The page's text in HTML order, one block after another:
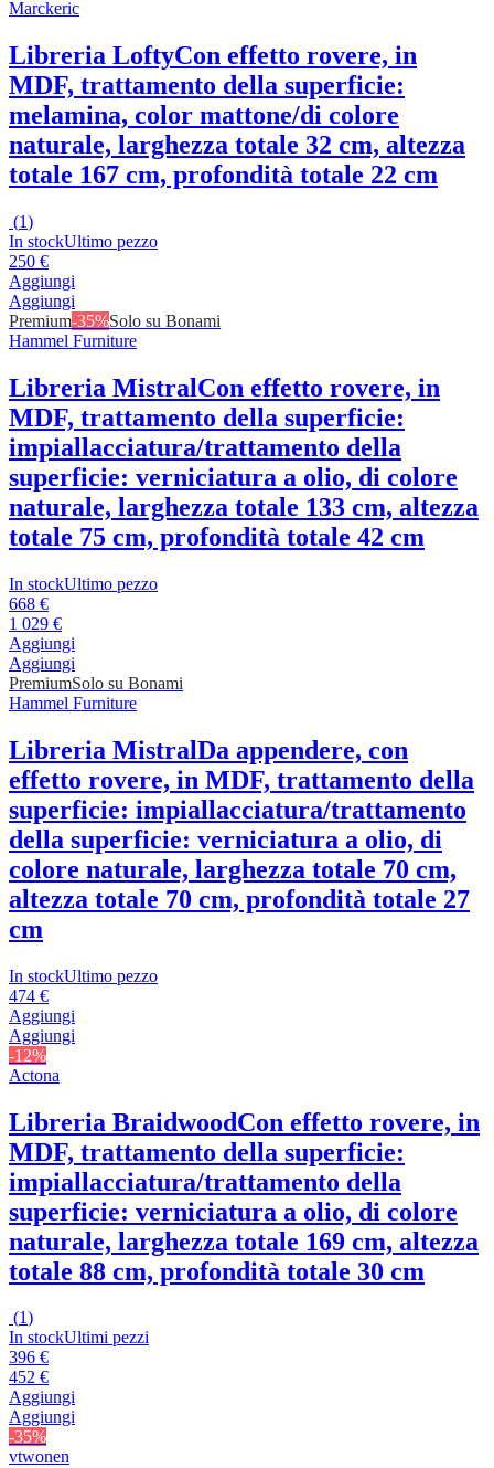
Marckeric
Libreria LoftyCon effetto rovere, in
MDF, trattamento della superficie:
melamina, color mattone/di colore
naturale, larghezza totale 32 cm, altezza
totale 167 cm, profondità totale 22 cm
(1)
In stockUltimo pezzo
250 €
Aggiungi
Aggiungi
Premium-35%Solo su Bonami
Hammel Furniture
Libreria MistralCon effetto rovere, in
MDF, trattamento della superficie:
impiallacciatura/trattamento della
superficie: verniciatura a olio, di colore
naturale, larghezza totale 133 cm, altezza
totale 75 cm, profondità totale 42 cm
In stockUltimo pezzo
668 €
1 029 €
Aggiungi
Aggiungi
PremiumSolo su Bonami
Hammel Furniture
Libreria MistralDa appendere, con
effetto rovere, in MDF, trattamento della
superficie: impiallacciatura/trattamento
della superficie: verniciatura a olio, di
colore naturale, larghezza totale 70 cm,
altezza totale 70 cm, profondità totale 27
cm
In stockUltimo pezzo
474 €
Aggiungi
Aggiungi
-12%
Actona
Libreria BraidwoodCon effetto rovere, in
MDF, trattamento della superficie:
impiallacciatura/trattamento della
superficie: verniciatura a olio, di colore
naturale, larghezza totale 169 cm, altezza
totale 88 cm, profondità totale 30 cm
(1)
In stockUltimi pezzi
396 €
452 €
Aggiungi
Aggiungi
-35%
vtwonen